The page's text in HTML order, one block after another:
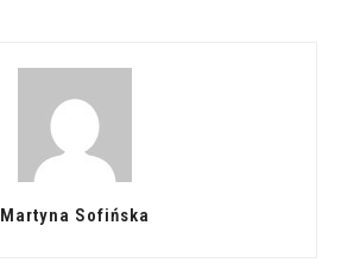
Martyna Sofińska